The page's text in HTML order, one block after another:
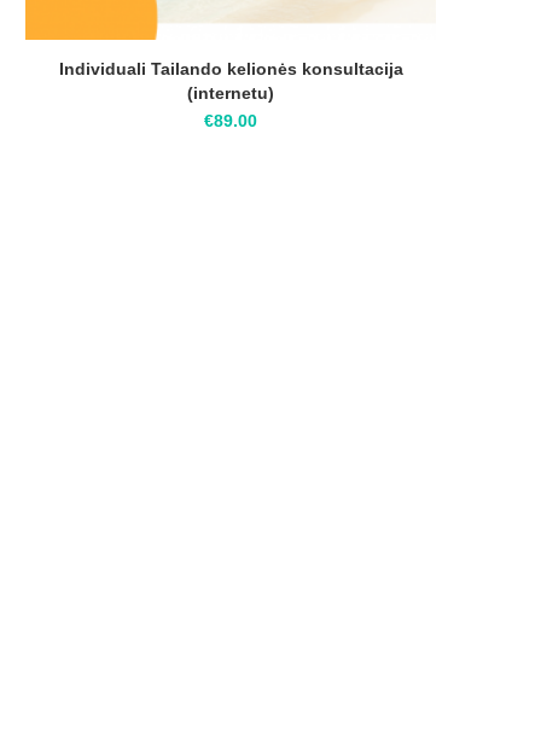
Individuali Tailando kelionės konsultacija
(internetu)
€89.00